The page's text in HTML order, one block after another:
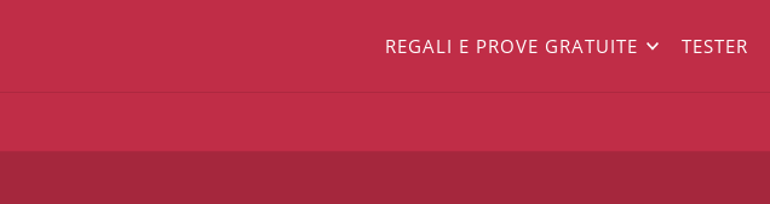
REGALI E PROVE GRATUITE TESTER